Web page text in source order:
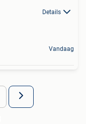
Details
Vandaag